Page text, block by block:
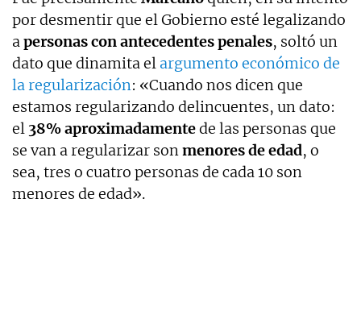
por desmentir que el Gobierno esté legalizando
apersonas con antecedentes penales, soltó un
dato que dinamita el argumento económico de
la regularización: «Cuando nos dicen que
estamos regularizando delincuentes, un dato:
el 38% aproximadamentede las personas que
se van a regularizar sonmenores de edad, o
sea, tres o cuatro personas de cada 10 son
menores de edad».